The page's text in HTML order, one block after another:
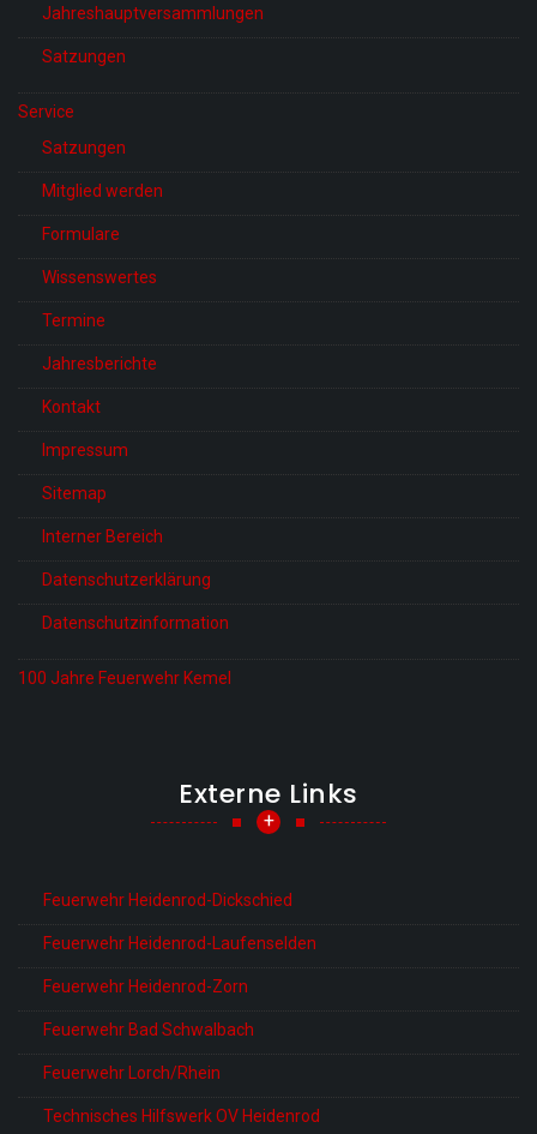
Jahreshauptversammlungen
Satzungen
Service
Satzungen
Mitglied werden
Formulare
Wissenswertes
Termine
Jahresberichte
Kontakt
Impressum
Sitemap
Interner Bereich
Datenschutzerklärung
Datenschutzinformation
100 Jahre Feuerwehr Kemel
Externe Links
+
Feuerwehr Heidenrod-Dickschied
Feuerwehr Heidenrod-Laufenselden
Feuerwehr Heidenrod-Zorn
Feuerwehr Bad Schwalbach
Feuerwehr Lorch/Rhein
Technisches Hilfswerk OV Heidenrod